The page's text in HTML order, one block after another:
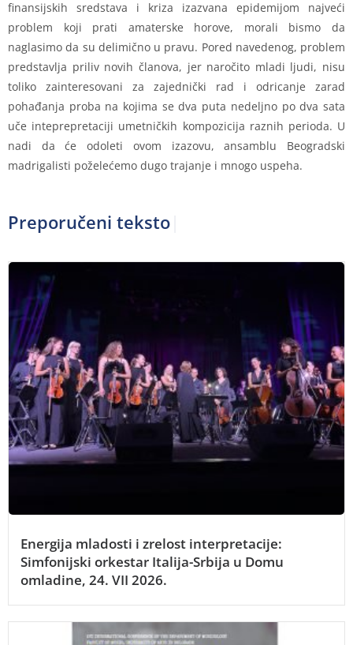
finansijskih sredstava i kriza izazvana epidemijom najveći
problem koji prati amaterske horove, morali bismo da
naglasimo da su delimično u pravu. Pored navedenog, problem
predstavlja priliv novih članova, jer naročito mladi ljudi, nisu
toliko zainteresovani za zajednički rad i odricanje zarad
pohađanja proba na kojima se dva puta nedeljno po dva sata
uče inteprepretaciji umetničkih kompozicija raznih perioda. U
nadi da će odoleti ovom izazovu, ansamblu Beogradski
madrigalisti poželećemo dugo trajanje i mnogo uspeha.
Preporučeni tekstovi
Energija mladosti i zrelost interpretacije:
Simfonijski orkestar Italija-Srbija u Domu
omladine, 24. VII 2026.